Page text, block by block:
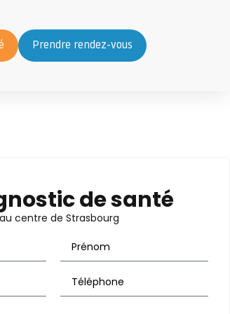
Prendre rendez-vous
de santé
centre de Strasbourg